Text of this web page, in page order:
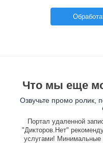
Что мы еще
Озвучьте промо ролик,
Портал удаленной
"Дикторов.Нет"
услугами! Минимальные